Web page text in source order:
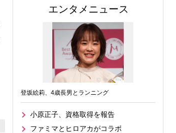
エンタメニュース
登坂絵莉、4歳長男とランニング
小原正子、資格取得を報告
ファミマとヒロアカがコラボ